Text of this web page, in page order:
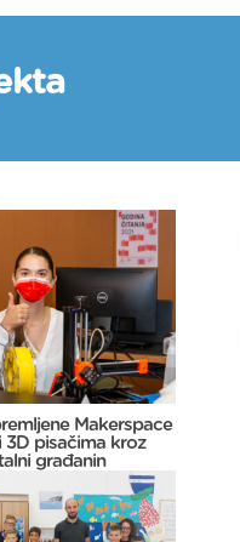
Makerspace
3D pisačima kroz
građanin